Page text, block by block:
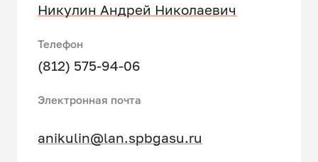
Никулин Андрей Николаевич
Телефон
(812) 575-94-06
Электронная почта
anikulin@lan.spbgasu.ru